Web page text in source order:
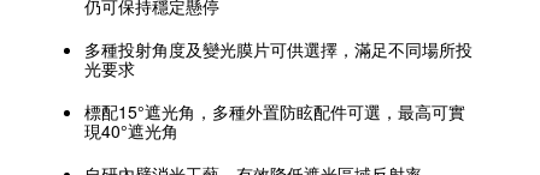
仍可保持穩定懸停
多種投射角度及變光膜片可供選擇，滿足不同場所投
光要求
標配15°遮光角，多種外置防眩配件可選，最高可實
現40°遮光角